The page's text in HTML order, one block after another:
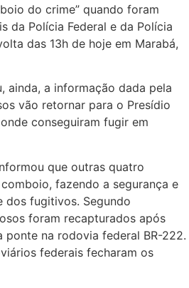
do crime” quando foram
da Polícia Federal e da Polícia
das 13h de hoje em Marabá,
ainda, a informação dada pela
vão retornar para o Presídio
conseguiram fugir em
que outras quatro
fazendo a segurança e
dos fugitivos. Segundo
foram recapturados após
ponte na rodovia federal BR-222.
federais fecharam os